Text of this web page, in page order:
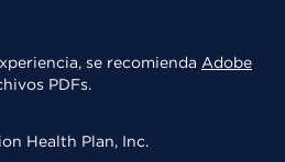
se recomienda Adobe
PDFs.
Health Plan, Inc.